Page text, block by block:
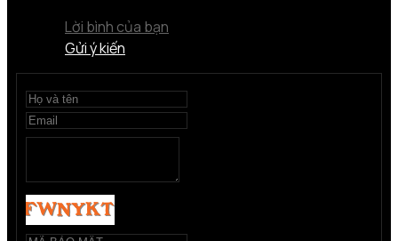
Lời bình của bạn
Gửi ý kiến